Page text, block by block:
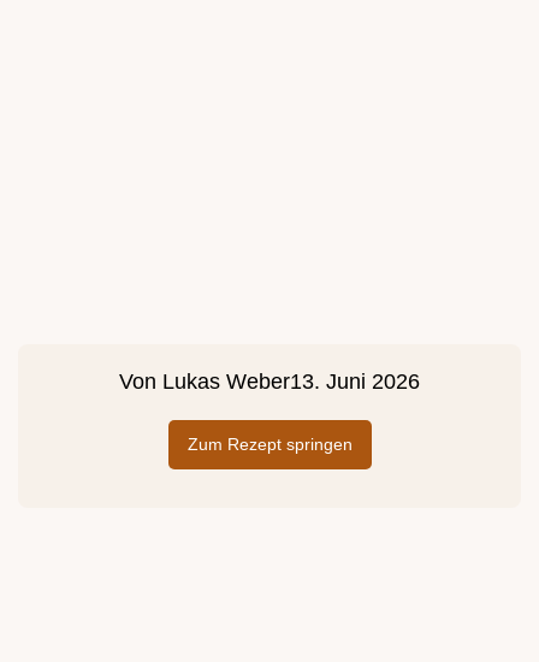
Von Lukas Weber13. Juni 2026
Zum Rezept springen